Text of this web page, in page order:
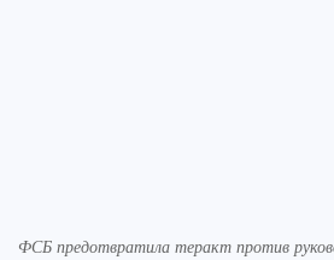
ФСБ предотвратила теракт против